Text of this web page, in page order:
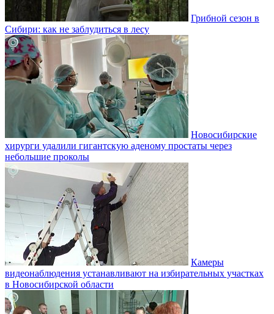
Грибной сезон в
Сибири: как не заблудиться в лесу
Новосибирские
хирурги удалили гигантскую аденому простаты через
небольшие проколы
Камеры
видеонаблюдения устанавливают на избирательных участках
в Новосибирской области